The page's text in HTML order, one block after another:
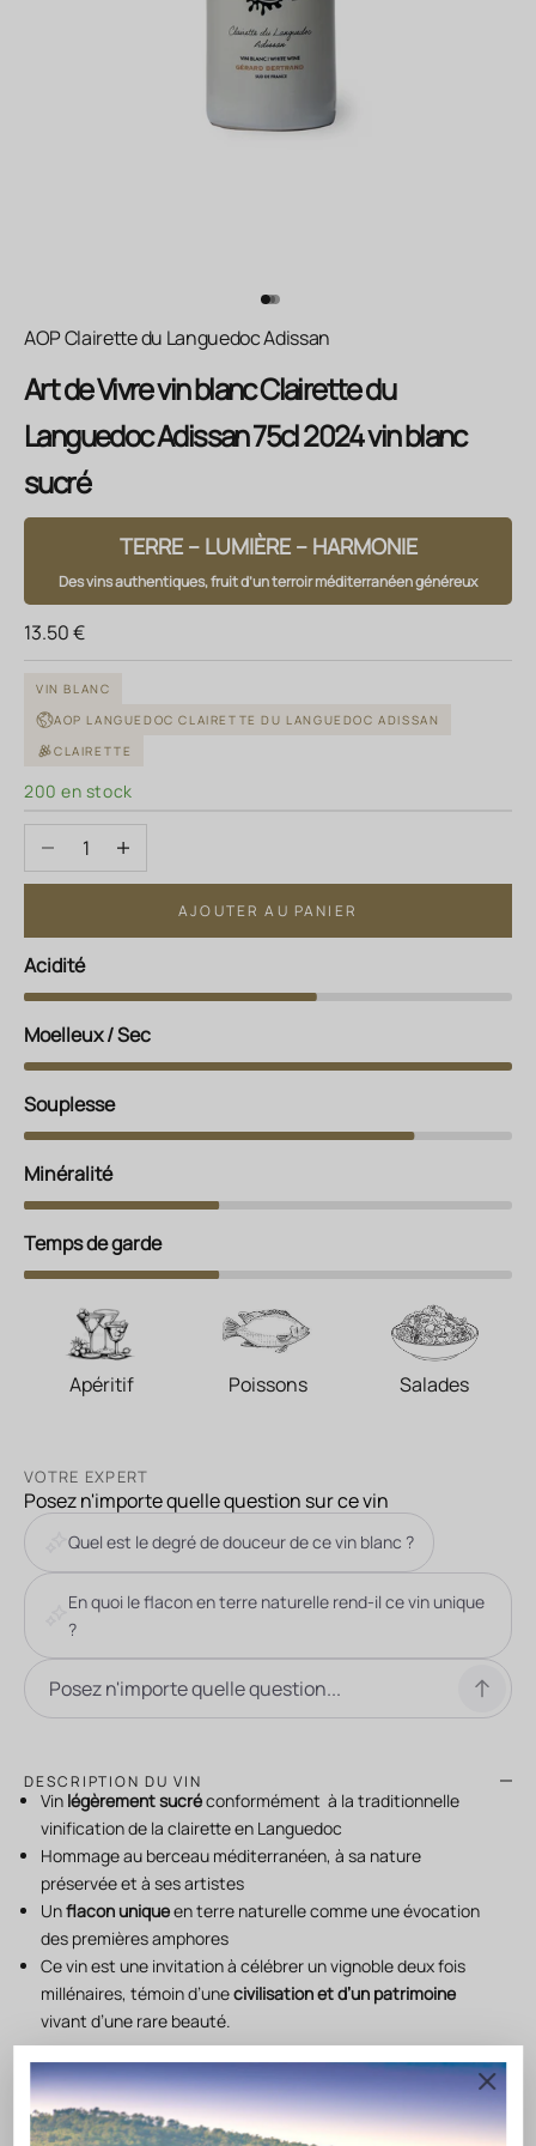
Aller à l'élément 1
Aller à l'élément 2
Aller à l'élément 3
AOP Clairette du Languedoc Adissan
Art de Vivre vin blanc Clairette du
Languedoc Adissan 75cl 2024 vin blanc
sucré
TERRE – LUMIÈRE – HARMONIE
Des vins authentiques, fruit d’un terroir méditerranéen généreux
Prix de vente
13.50 €
VIN BLANC
AOP LANGUEDOC CLAIRETTE DU LANGUEDOC ADISSAN
CLAIRETTE
200 en stock
Diminuer la quantitéAugmenter la quantité
AJOUTER AU PANIER
Acidité
Moelleux / Sec
Souplesse
Minéralité
Temps de garde
Apéritif Poissons Salades
VOTRE EXPERT
Posez n'importe quelle question sur ce vin
Quel est le degré de douceur de ce vin blanc ?
En quoi le flacon en terre naturelle rend-il ce vin unique
?
DESCRIPTION DU VIN
Vin légèrement sucréconformément à la traditionnelle
vinification de la clairette en Languedoc
Hommage au berceau méditerranéen, à sa nature
préservée et à ses artistes
Unflacon uniqueen terre naturelle comme une évocation
des premières amphores
Ce vin est une invitation à célébrer un vignoble deux fois
millénaires, témoin d’unecivilisation et d’un patrimoine
vivant d’une rare beauté.
ACCORD METS & VINS PROPOSÉS PAR NOTRE CHEF
VINIFICATION ET ÉLEVAGE
NOTE DE DÉGUSTATION
CONSERVATION